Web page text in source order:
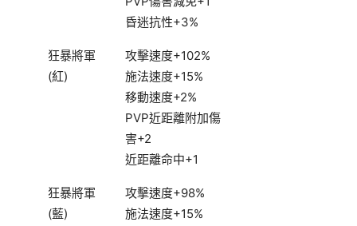
昏迷抗性+3%
狂暴將軍
(紅)
攻擊速度+102%
施法速度+15%
移動速度+2%
PVP近距離附加傷
害+2
近距離命中+1
狂暴將軍
(藍)
攻擊速度+98%
施法速度+15%